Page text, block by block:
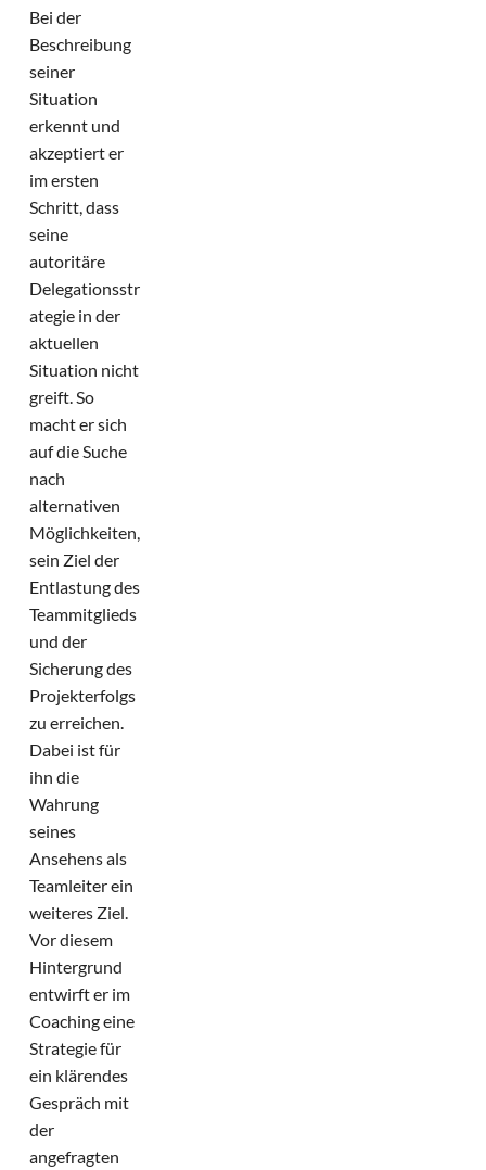
Bei der
Beschreibung
seiner
Situation
erkennt und
akzeptiert er
im ersten
Schritt, dass
seine
autoritäre
Delegationsstr
ategie in der
aktuellen
Situation nicht
greift. So
macht er sich
auf die Suche
nach
alternativen
Möglichkeiten,
sein Ziel der
Entlastung des
Teammitglieds
und der
Sicherung des
Projekterfolgs
zu erreichen.
Dabei ist für
ihn die
Wahrung
seines
Ansehens als
Teamleiter ein
weiteres Ziel.
Vor diesem
Hintergrund
entwirft er im
Coaching eine
Strategie für
ein klärendes
Gespräch mit
der
angefragten